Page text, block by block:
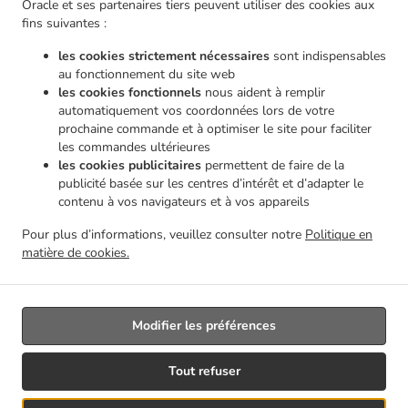
Oracle et ses partenaires tiers peuvent utiliser des cookies aux
fins suivantes :
les cookies strictement nécessaires sont indispensables
au fonctionnement du site web
les cookies fonctionnels nous aident à remplir
automatiquement vos coordonnées lors de votre
prochaine commande et à optimiser le site pour faciliter
les commandes ultérieures
les cookies publicitaires permettent de faire de la
publicité basée sur les centres d’intérêt et d’adapter le
contenu à vos navigateurs et à vos appareils
Pour plus d’informations, veuillez consulter notre Politique en
matière de cookies.
Tout refuser
Modifier les préférences
livraison Châtelineau . Pizza Service de livraison Les Bons Villers Wayaux . Pizza Service de
Villers Thiméon . Pizza Service de livraison Les Bons Villers Heppignies . Pizza Service de
livraison Les Bons Villers Mellet . Pizza Service de livraison Les Bons Villers
de livraison Gerpinnes Loverval
Pizza Service de livraison Gerpinnes Acoz
de livraison Gerpinnes
Pizza Service de livraison Farciennes Fleurus . Pizza Service de
livraison Farciennes Pironchamps . Pizza Service de livraison Farciennes Châtelineau
Service de livraison Farciennes . Pizza Service de livraison Fontaine-l'Évêque Fontaine-
Pizza Service de livraison Fontaine-l'Évêque Leernes
Pizza Service de livraison
Service de livraison Thuin Gozée
. Pizza Service de livraison Thuin . Pizza Service de
Livraison de nourriture à emporter
Géré par:
Créateur du site | DRJ Digital Company | contact@drjdigitalcompany.be